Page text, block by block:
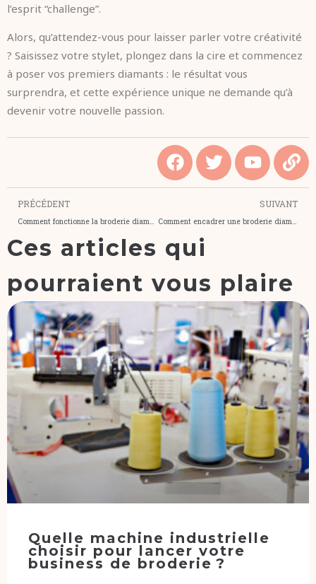
l’esprit “challenge”.
Alors, qu’attendez-vous pour laisser parler votre créativité
? Saisissez votre stylet, plongez dans la cire et commencez
à poser vos premiers diamants : le résultat vous
surprendra, et cette expérience unique ne demande qu’à
devenir votre nouvelle passion.
PRÉCÉDENT SUIVANT
Ces articles qui
pourraient vous plaire
Quelle machine industrielle
choisir pour lancer votre
business de broderie ?